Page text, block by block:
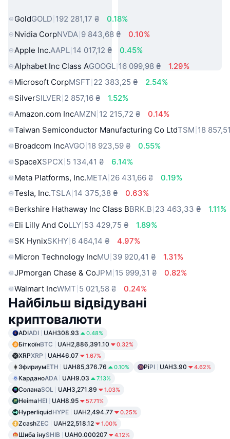
GoldGOLD 192 281,17 ₴
0.18%
Nvidia CorpNVDA 9 843,68 ₴
0.10%
Apple Inc.AAPL 14 017,12 ₴
0.45%
Alphabet Inc Class AGOOGL 16 099,98 ₴
1.29%
Microsoft CorpMSFT 22 383,25 ₴
2.54%
SilverSILVER 2 857,16 ₴
1.52%
Amazon.com IncAMZN 12 215,72 ₴
0.14%
Taiwan Semiconductor Manufacturing Co LtdTSM 18
Broadcom IncAVGO 18 923,59 ₴
0.55%
SpaceXSPCX 5 134,41 ₴
6.14%
Meta Platforms, Inc.META 26 431,66 ₴
0.19%
Tesla, Inc.TSLA 14 375,38 ₴
0.63%
Berkshire Hathaway Inc Class BBRK.B 23 463,33 ₴
1.11%
Eli Lilly And CoLLY 53 429,75 ₴
1.89%
SK HynixSKHY 6 464,14 ₴
4.97%
Micron Technology IncMU 39 920,41 ₴
1.31%
JPmorgan Chase & CoJPM 15 999,31 ₴
0.82%
Walmart IncWMT 5 021,58 ₴ 0.24%
Найбільш відвідувані
криптовалюти
ADIADI UAH308.93 0.48%
БіткоїнBTC UAH2,886,391.10 0.32%
XRPXRP UAH46.07 1.67%
ЭфириумETH UAH85,376.76 0.10% PiPI UAH3.90 4.62%
КарданоADA UAH9.03 7.13%
СоланаSOL UAH3,271.89 1.03%
HeimaHEI UAH8.95 57.71%
HyperliquidHYPE UAH2,494.77 0.25%
ZcashZEC UAH22,518.12 1.00%
Шиба інуSHIB UAH0.000207 4.12%